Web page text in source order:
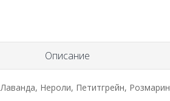
Описание
Лаванда, Нероли, Петитгрейн, Розмарин